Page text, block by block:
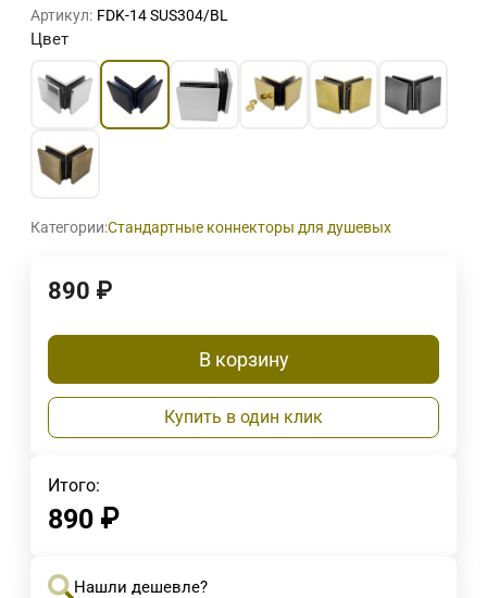
Артикул: FDK-14 SUS304/BL
Цвет
Категории:Стандартные коннекторы для душевых
890 ₽
В корзину
Купить в один клик
Итого:
890 ₽
Нашли дешевле?